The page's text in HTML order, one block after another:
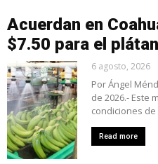
Acuerdan en
$7.50 para el
6 agosto, 2026
Por Ángel
de 2026.- Este
condiciones de
Read more